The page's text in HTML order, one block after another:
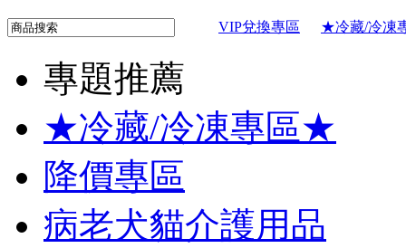
VIP兌換專區 ★冷藏/冷凍
專題推薦
★冷藏/冷凍專區★
降價專區
病老犬貓介護用品